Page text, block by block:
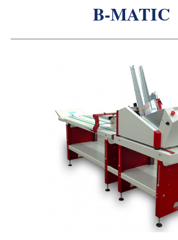
B-MATIC